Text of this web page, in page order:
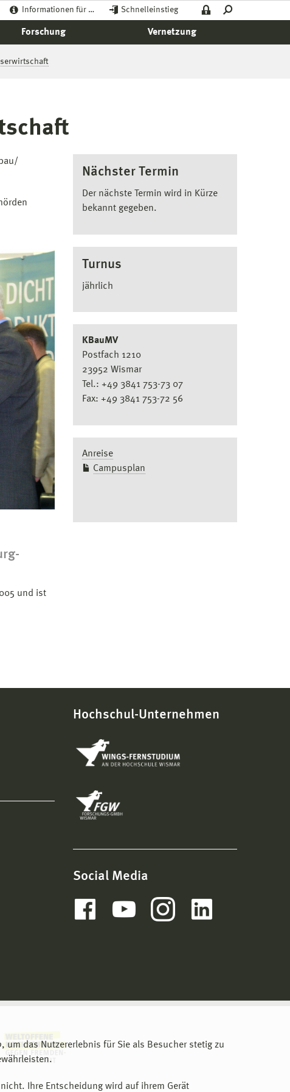
Informationen für … Schnelleinstieg
Forschung Vernetzung
, um das Nutzererlebnis für Sie als Besucher stetig zu
Ihre Entscheidung wird auf ihrem Gerät
Nächster Termin
Der nächste Termin wird in Kürze
bekannt gegeben.
Turnus
jährlich
KBauMV
Postfach 1210
23952 Wismar
Tel.: +49 3841 753-73 07
Fax: +49 3841 753-72 56
Anreise
Campusplan
und ist
Hochschul-Unternehmen
Social Media